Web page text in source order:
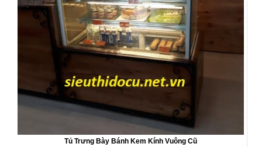
Tủ Trưng Bày Bánh Kem Kính Vuông Cũ